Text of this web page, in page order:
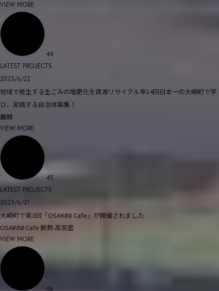
VIEW MORE
44
LATEST PROJECTS
2023/6/22
地域で発生する生ごみの堆肥化を資源リサイクル率14回日本一の大崎町で学
び、実践する自治体募集！
展開
VIEW MORE
45
LATEST PROJECTS
2023/6/21
大崎町で第3回「OSAKINI Cafe」が開催されました
OSAKINI Cafe 断熱 高気密
VIEW MORE
46